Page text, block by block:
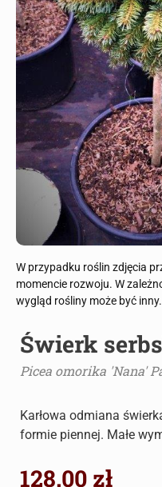
W przypadku roślin zdjęcia
momencie rozwoju. W
wygląd rośliny może być inny.
Świerk
Picea omorika 'Nana'
Karłowa odmiana
formie piennej. Małe
128.00 zł